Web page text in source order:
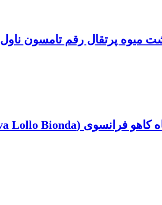
میوه پرتقال رقم تامسون ناول